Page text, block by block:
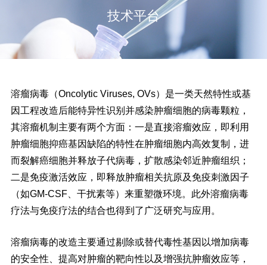
技术平台
溶瘤病毒（Oncolytic Viruses, OVs）是一类天然特性或基
因工程改造后能特异性识别并感染肿瘤细胞的病毒颗粒，
其溶瘤机制主要有两个方面：一是直接溶瘤效应，即利用
肿瘤细胞抑癌基因缺陷的特性在肿瘤细胞内高效复制，进
而裂解癌细胞并释放子代病毒，扩散感染邻近肿瘤组织；
二是免疫激活效应，即释放肿瘤相关抗原及免疫刺激因子
（如GM-CSF、干扰素等）来重塑微环境。此外溶瘤病毒
疗法与免疫疗法的结合也得到了广泛研究与应用。
溶瘤病毒的改造主要通过剔除或替代毒性基因以增加病毒
的安全性、提高对肿瘤的靶向性以及增强抗肿瘤效应等，